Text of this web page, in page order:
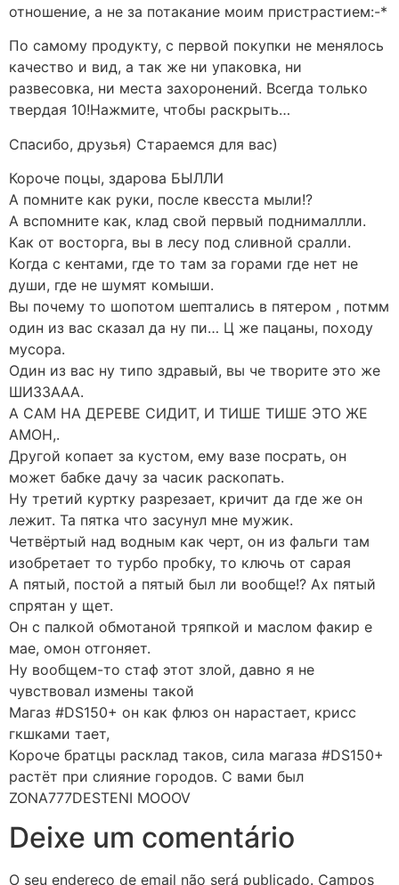
отношение, а не за потакание моим пристрастием:-*
По самому продукту, с первой покупки не менялось
качество и вид, а так же ни упаковка, ни
развесовка, ни места захоронений. Всегда только
твердая 10!Нажмите, чтобы раскрыть…
Спасибо, друзья) Стараемся для вас)
Короче поцы, здарова БЫЛЛИ
А помните как руки, после квесста мыли!?
А вспомните как, клад свой первый поднималлли.
Как от восторга, вы в лесу под сливной сралли.
Когда с кентами, где то там за горами где нет не
души, где не шумят комыши.
Вы почему то шопотом шептались в пятером , потмм
один из вас сказал да ну пи… Ц же пацаны, походу
мусора.
Один из вас ну типо здравый, вы че творите это же
ШИЗЗААА.
А САМ НА ДЕРЕВЕ СИДИТ, И ТИШЕ ТИШЕ ЭТО ЖЕ
АМОН,.
Другой копает за кустом, ему вазе посрать, он
может бабке дачу за часик раскопать.
Ну третий куртку разрезает, кричит да где же он
лежит. Та пятка что засунул мне мужик.
Четвёртый над водным как черт, он из фальги там
изобретает то турбо пробку, то ключь от сарая
А пятый, постой а пятый был ли вообще!? Ах пятый
спрятан у щет.
Он с палкой обмотаной тряпкой и маслом факир е
мае, омон отгоняет.
Ну вообщем-то стаф этот злой, давно я не
чувствовал измены такой
Магаз #DS150+ он как флюз он нарастает, крисс
гкшками тает,
Короче братцы расклад таков, сила магаза #DS150+
растёт при слияние городов. С вами был
ZONA777DESTENI MOOOV
Deixe um comentário
O seu endereço de email não será publicado. Campos